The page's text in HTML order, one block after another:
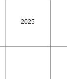
2025